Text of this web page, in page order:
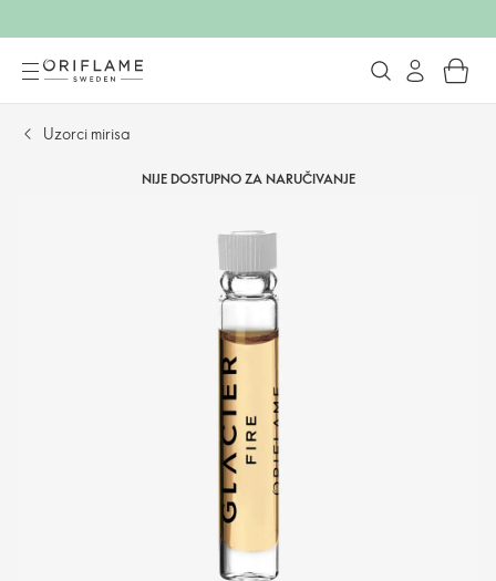
Uzorci mirisa
NIJE DOSTUPNO ZA NARUČIVANJE